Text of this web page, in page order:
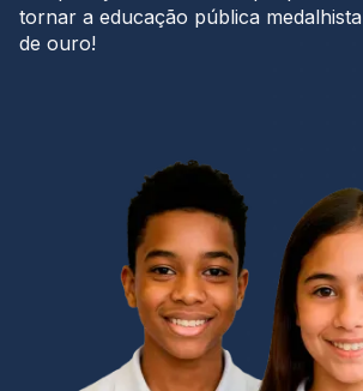
tornar a educação pública medalhista
de ouro!